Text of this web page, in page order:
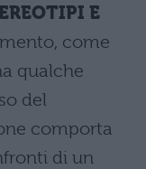
E
come
qualche
del
comporta
di un